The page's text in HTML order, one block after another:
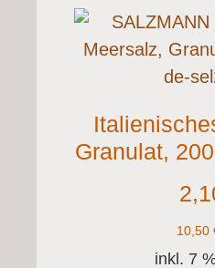
Granulat,
10,50
inkl. 7